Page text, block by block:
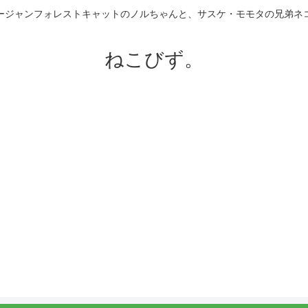
ジャンフォレストキャットのノルちゃんと、サスケ・モモタの兄弟ネ
ねこびず。